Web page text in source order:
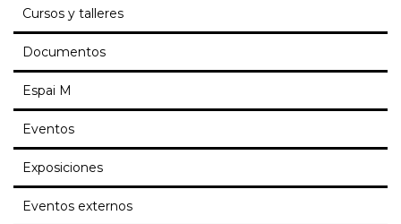
Cursos y talleres
Documentos
Espai M
Eventos
Exposiciones
Eventos externos